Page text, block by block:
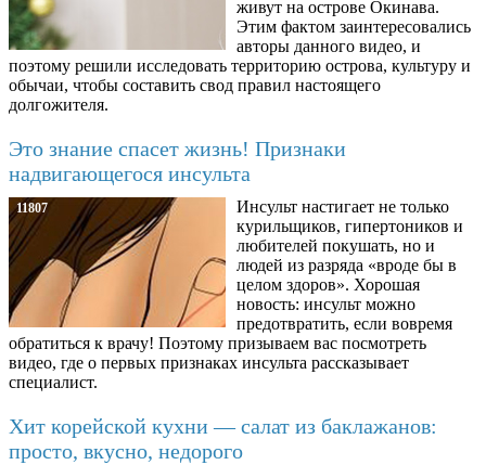
живут на острове Окинава.
Этим фактом заинтересовались
авторы данного видео, и
поэтому решили исследовать территорию острова, культуру и
обычаи, чтобы составить свод правил настоящего
долгожителя.
Это знание спасет жизнь! Признаки
надвигающегося инсульта
11807
Инсульт настигает не только
курильщиков, гипертоников и
любителей покушать, но и
людей из разряда «вроде бы в
целом здоров». Хорошая
новость: инсульт можно
предотвратить, если вовремя
обратиться к врачу! Поэтому призываем вас посмотреть
видео, где о первых признаках инсульта рассказывает
специалист.
Хит корейской кухни — салат из баклажанов:
просто, вкусно, недорого